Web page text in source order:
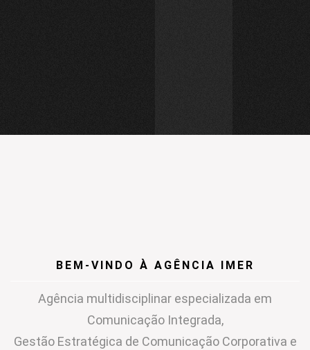
BEM-VINDO À AGÊNCIA IMER
Agência multidisciplinar especializada em
Comunicação Integrada,
Gestão Estratégica de Comunicação Corporativa e